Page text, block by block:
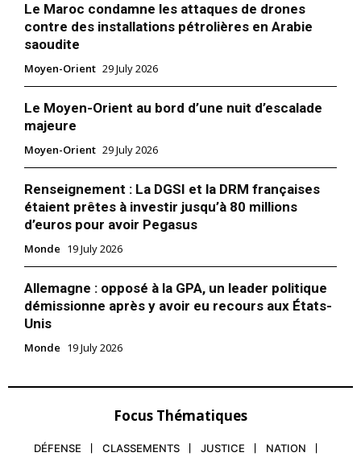
Le Maroc condamne les attaques de drones
contre des installations pétrolières en Arabie
saoudite
Moyen-Orient 29 July 2026
Le Moyen-Orient au bord d’une nuit d’escalade
majeure
Moyen-Orient 29 July 2026
Renseignement : La DGSI et la DRM françaises
étaient prêtes à investir jusqu’à 80 millions
d’euros pour avoir Pegasus
Monde 19 July 2026
Allemagne : opposé à la GPA, un leader politique
démissionne après y avoir eu recours aux États-
Unis
Monde 19 July 2026
Focus Thématiques
DÉFENSE CLASSEMENTS JUSTICE
NATION